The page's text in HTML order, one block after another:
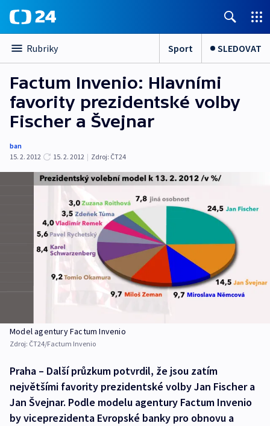
Rubriky Sport SLEDOVAT
Factum Invenio: Hlavními
favority prezidentské volby
Fischer a Švejnar
ban
15. 2. 2012
15. 2. 2012 | Zdroj: ČT24
Model agentury Factum Invenio
Zdroj: ČT24/Factum Invenio
Praha – Další průzkum potvrdil, že jsou zatím
největšími favority prezidentské volby Jan Fischer a
Jan Švejnar. Podle modelu agentury Factum Invenio
by viceprezidenta Evropské banky pro obnovu a